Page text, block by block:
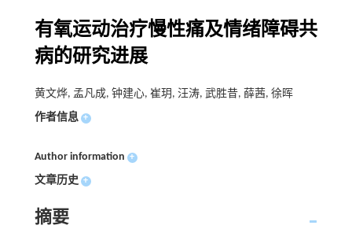
有氧运动治疗慢性痛及情绪障碍共
病的研究进展
黄文烨, 孟凡成, 钟建心, 崔玥, 汪涛, 武胜昔, 薛茜, 徐晖
作者信息 +
Author information +
文章历史 +
摘要